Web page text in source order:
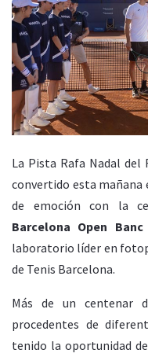
La Pista Rafa Nadal del
convertido esta mañana
de emoción con la
Barcelona Open
laboratorio líder en
de Tenis Barcelona.
Más de un centenar
procedentes de
tenido la oportunidad